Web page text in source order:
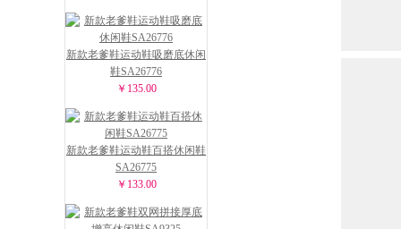
新款老爹鞋运动鞋吸磨底休闲
鞋SA26776
￥135.00
新款老爹鞋运动鞋百搭休闲鞋
SA26775
￥133.00